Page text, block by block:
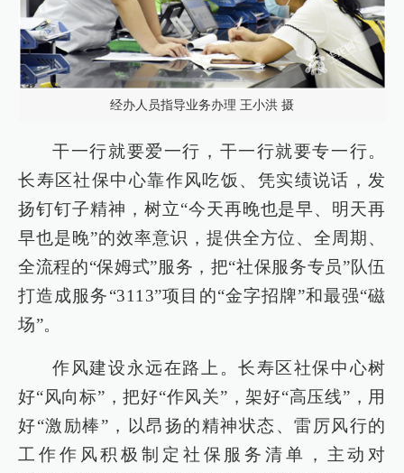
经办人员指导业务办理 王小洪 摄
干一行就要爱一行，干一行就要专一行。
长寿区社保中心靠作风吃饭、凭实绩说话，发
扬钉钉子精神，树立“今天再晚也是早、明天再
早也是晚”的效率意识，提供全方位、全周期、
全流程的“保姆式”服务，把“社保服务专员”队伍
打造成服务“3113”项目的“金字招牌”和最强“磁
场”。
作风建设永远在路上。长寿区社保中心树
好“风向标”，把好“作风关”，架好“高压线”，用
好“激励棒”，以昂扬的精神状态、雷厉风行的
工作作风积极制定社保服务清单，主动对